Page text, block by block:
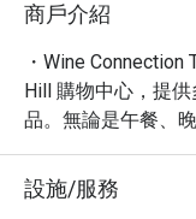
商戶介紹
・Wine Connection
Hill 購物中心，提
品。無論是午餐、
擇。餐廳裝潢時尚
常適合與朋友或家人
・在這裡，您可以
設施/服務